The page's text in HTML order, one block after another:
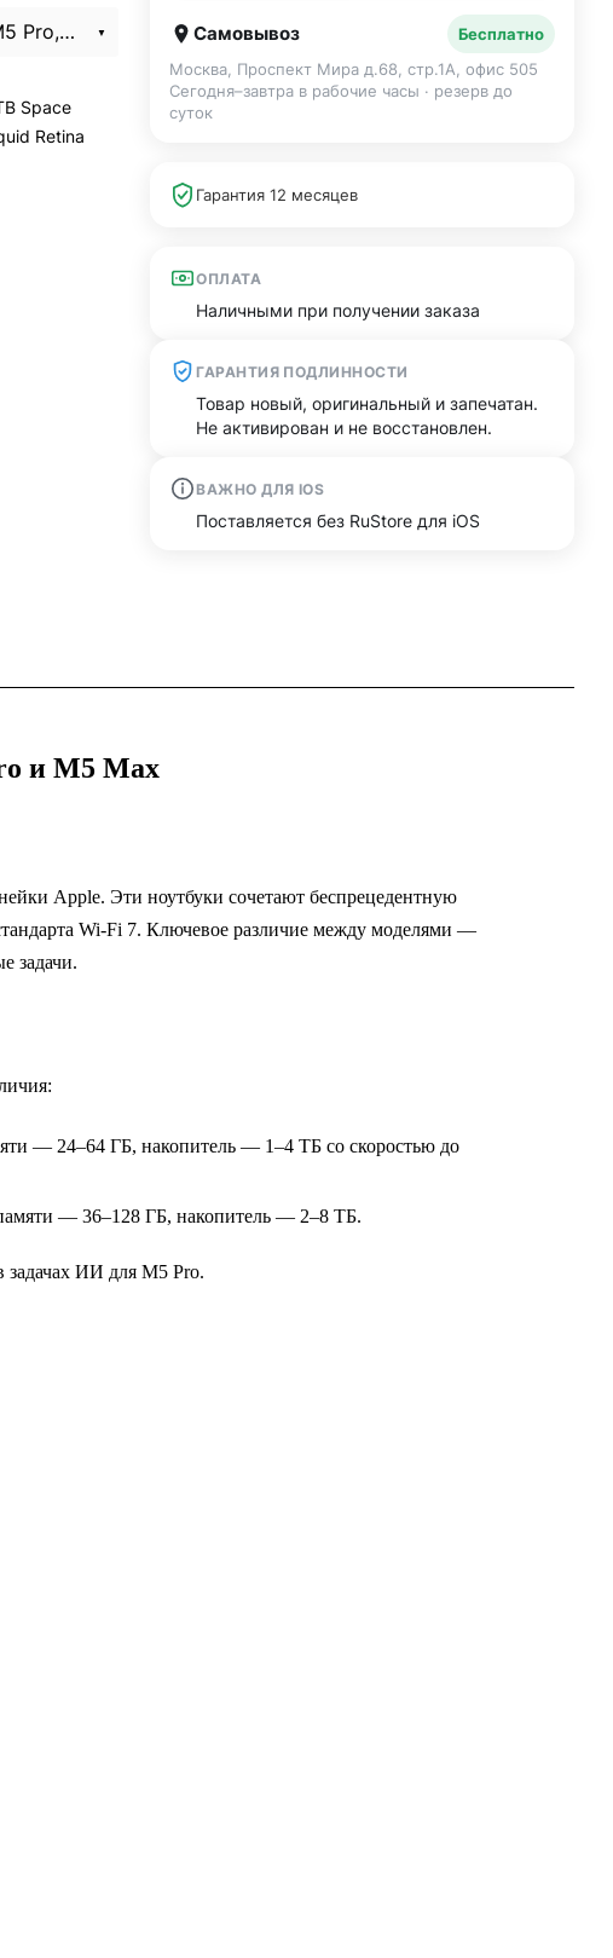
Apple MacBook Pro 16" (2026) M5 Pro, 24Gb, 1Tb Space Black MGEA4
Space
Retina
Самовывоз
Бесплатно
Москва, Проспект Мира д.68, стр.1А, офис 505
Сегодня–завтра в рабочие часы · резерв до
суток
Гарантия 12 месяцев
ОПЛАТА
Наличными при получении заказа
ГАРАНТИЯ ПОДЛИННОСТИ
Товар новый, оригинальный и запечатан.
Не активирован и не восстановлен.
ВАЖНО ДЛЯ IOS
Поставляется без RuStore для iOS
и M5 Max
Apple. Эти ноутбуки сочетают беспрецедентную
Wi‑Fi 7. Ключевое различие между моделями —
задачи.
— 24–64 ГБ, накопитель — 1–4 ТБ со скоростью до
— 36–128 ГБ, накопитель — 2–8 ТБ.
задачах ИИ для M5 Pro.